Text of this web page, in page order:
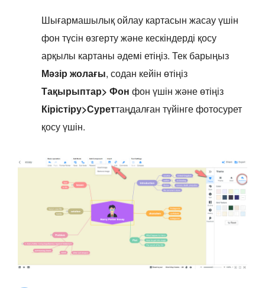
Шығармашылық ойлау картасын жасау үшін
фон түсін өзгерту және кескіндерді қосу
арқылы картаны әдемі етіңіз. Тек барыңыз
Мәзір жолағы, содан кейін өтіңіз
Тақырыптар> Фон фон үшін және өтіңіз
Кірістіру>Суреттаңдалған түйінге фотосурет
қосу үшін.